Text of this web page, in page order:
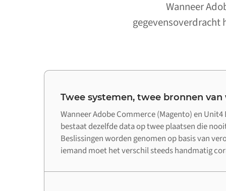
Wanneer
Twee systemen, twee bronnen van
Wanneer Adobe Commerce (Magento) en
bestaat dezelfde data op twee plaatsen die
Beslissingen worden genomen op basis van
iemand moet het verschil steeds handmatig